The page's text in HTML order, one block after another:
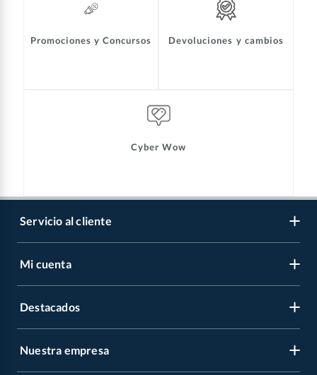
Promociones y Concursos Devoluciones y cambios
Cyber Wow
Servicio al cliente
Libro de reclamaciones
Tipos de entrega
Mi cuenta
Regístrate
Destacados
Recetas
Nuestra empresa